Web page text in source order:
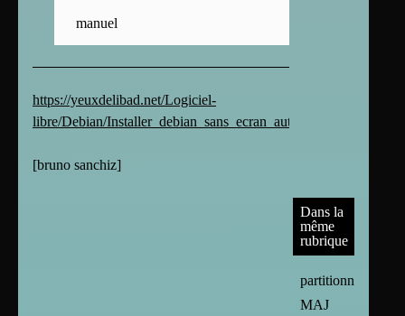
manuel
https://yeuxdelibad.net/Logiciel-
libre/Debian/Installer_debian_sans_ecran_automatiquement.html
[bruno sanchiz]
Dans la
même
rubrique
partitionnement
MAJ